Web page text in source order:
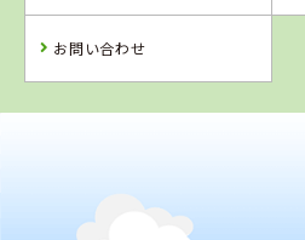
お問い合わせ